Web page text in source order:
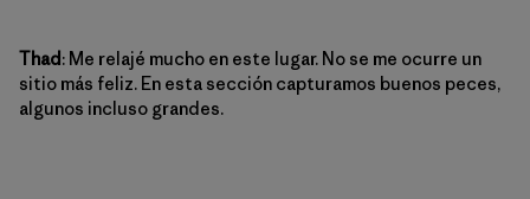
Thad : Me relajé mucho en este lugar. No se me ocurre un
sitio más feliz. En esta sección capturamos buenos peces,
algunos incluso grandes.